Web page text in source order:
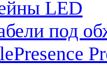
LED
под